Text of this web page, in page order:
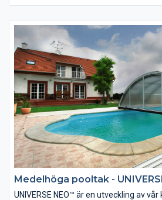
nästan osynligt pooltak och ändå vill
pooltak, som skydd mot skräp i vattnet,
vattentemperaturen och skydd mot
kommer att uppskatta detta pooltak.
Medelhöga pooltak -
UNIVERSE NEO™ är en utveckling av vår